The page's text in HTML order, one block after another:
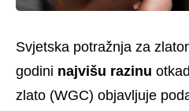
Svjetska potražnja za
godini najvišu razinu
zlato (WGC) objavljuje